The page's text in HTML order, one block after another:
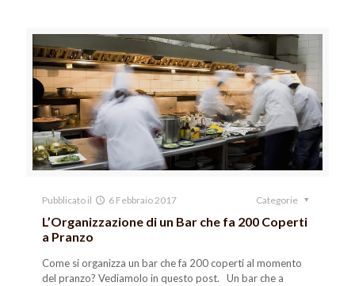
Pubblicato il 6 Febbraio 2017 Categorie
L’Organizzazione di un Bar che fa 200 Coperti
a Pranzo
Come si organizza un bar che fa 200 coperti al momento
del pranzo? Vediamolo in questo post. Un bar che a